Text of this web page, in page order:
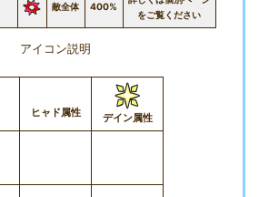
敵全体 400%
をご覧ください
アイコン説明
ヒャド属性 デイン属性